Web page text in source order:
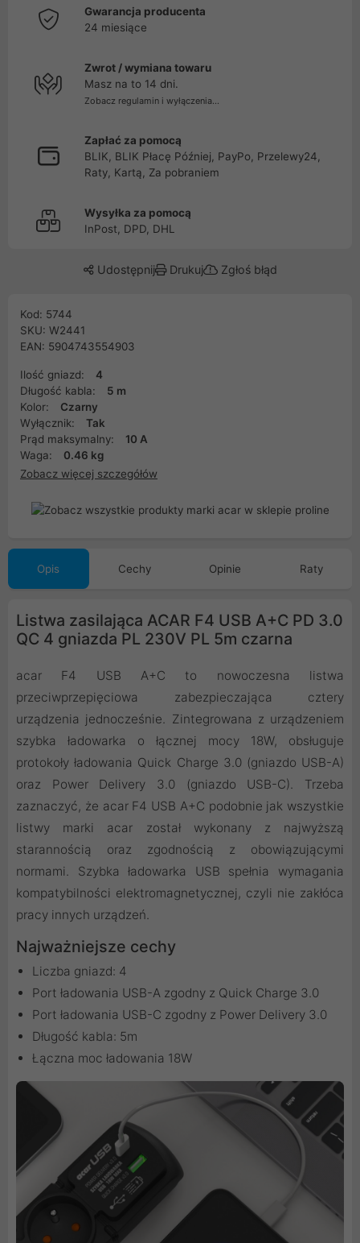
Gwarancja producenta
24 miesiące
Zwrot / wymiana towaru
Masz na to 14 dni.
Zobacz regulamin i wyłączenia...
Zapłać za pomocą
BLIK, BLIK Płacę Później, PayPo, Przelewy24,
Raty, Kartą, Za pobraniem
Wysyłka za pomocą
InPost, DPD, DHL
Udostępnij Drukuj Zgłoś błąd
Kod: 5744
SKU: W2441
EAN: 5904743554903
Ilość gniazd:
4
Długość kabla:
5 m
Kolor:
Czarny
Wyłącznik:
Tak
Prąd maksymalny:
10 A
Waga:
0.46 kg
Zobacz więcej szczegółów
Opis Cechy Opinie Raty
Listwa zasilająca ACAR F4 USB A+C PD 3.0
QC 4 gniazda PL 230V PL 5m czarna
acar F4 USB A+C to nowoczesna listwa
przeciwprzepięciowa zabezpieczająca cztery
urządzenia jednocześnie. Zintegrowana z urządzeniem
szybka ładowarka o łącznej mocy 18W, obsługuje
protokoły ładowania Quick Charge 3.0 (gniazdo USB-A)
oraz Power Delivery 3.0 (gniazdo USB-C). Trzeba
zaznaczyć, że acar F4 USB A+C podobnie jak wszystkie
listwy marki acar został wykonany z najwyższą
starannością oraz zgodnością z obowiązującymi
normami. Szybka ładowarka USB spełnia wymagania
kompatybilności elektromagnetycznej, czyli nie zakłóca
pracy innych urządzeń.
Najważniejsze cechy
Liczba gniazd: 4
Port ładowania USB-A zgodny z Quick Charge 3.0
Port ładowania USB-C zgodny z Power Delivery 3.0
Długość kabla: 5m
Łączna moc ładowania 18W